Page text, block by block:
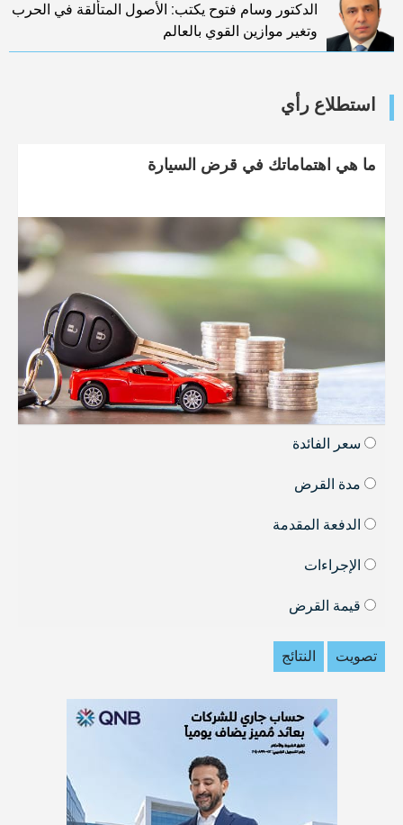
الدكتور وسام فتوح يكتب: الأصول المتألقة في الحرب
وتغير موازين القوي بالعالم
استطلاع رأي
ما هي اهتماماتك في قرض السيارة
سعر الفائدة
مدة القرض
الدفعة المقدمة
الإجراءات
قيمة القرض
تصويت النتائج